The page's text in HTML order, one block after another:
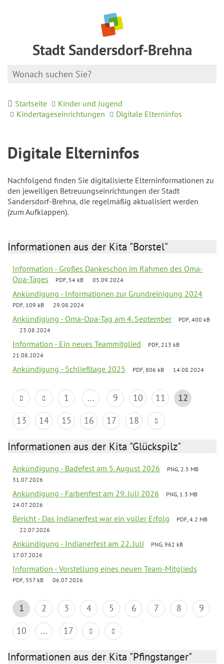
Stadt Sandersdorf-Brehna
Startseite
Kinder und Jugend
Kindertageseinrichtungen
Digitale Elterninfos
Digitale Elterninfos
Nachfolgend finden Sie digitalisierte Elterninformationen zu
den jeweiligen Betreuungseinrichtungen der Stadt
Sandersdorf-Brehna, die regelmäßig aktualisiert werden
(zum Aufklappen).
Informationen aus der Kita "Borstel"
Information - Großes Dankeschön im Rahmen des Oma-
Opa-Tages
PDF, 54 kB 05.09.2024
Ankündigung - Informationen zur Grundreinigung 2024
PDF, 109 kB 29.08.2024
Ankündigung - Oma-Opa-Tag am 4. September
PDF, 400 kB
23.08.2024
Information - Ein neues Teammitglied
PDF, 213 kB
21.08.2024
Ankündigung - Schließtage 2025 PDF, 806 kB 14.08.2024
1 ... 9 10 11
12
13
14 15 16 17 18
Informationen aus der Kita "Glückspilz"
Ankündigung - Badefest am 5. August 2026
PNG, 2.5 MB
31.07.2026
Ankündigung - Farbenfest am 29. Juli 2026
PNG, 1.3 MB
24.07.2026
Bericht - Das Indianerfest war ein voller Erfolg
PDF, 4.2 MB
22.07.2026
Ankündigung - Indianerfest am 22. Juli
PNG, 962 kB
17.07.2026
Information - Vorstellung eines neuen Team-Mitglieds
PDF, 357 kB 06.07.2026
1 2 3 4 5 6 7 8
9
10
... 17
Informationen aus der Kita "Pfingstanger"